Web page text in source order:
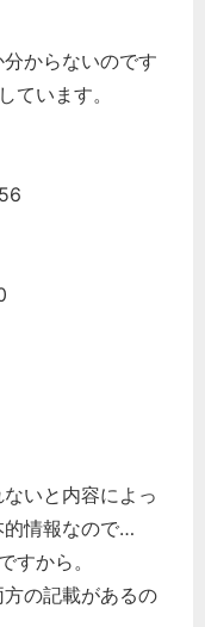
からないのです
ています。
いと内容によっ
的情報なので…
すから。
の記載があるの